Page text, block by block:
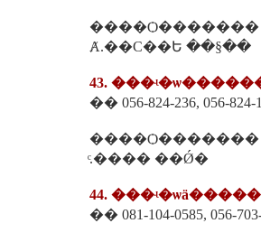
����Ѻ�������
Ⱥ.��С��Ե ��§��
43.
�� 056-824-236, 056-824-
����Ѻ�������
ͨ.���� ��Ǿ�
44.
�� 081-104-0585, 056-